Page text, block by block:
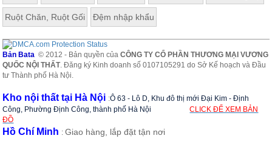
Bộ phòng ngủ xinh xắn này dành cho bé từ 3 đến 14 tuổi.
Ruột Chăn, Ruột Gối Đệm nhập khẩu
Bản Bata © 2012 - Bản quyền củaCÔNG TY CỔ PHẦN THƯƠNG MẠI VƯƠNG
QUỐC NỘI THẤT. Đăng ký Kinh doanh số 0107105291 do Sở Kế hoạch và Đầu
tư Thành phố Hà Nội.
Kho nội thất tại Hà Nội :Ô 63 - Lô D, Khu đô thị mới Đại Kim - Định
Công, Phường Định Công, thành phố Hà Nội
CLICK ĐỂ XEM BẢN
ĐỒ
Hồ Chí Minh :Giao hàng, lắp đặt tận nơi